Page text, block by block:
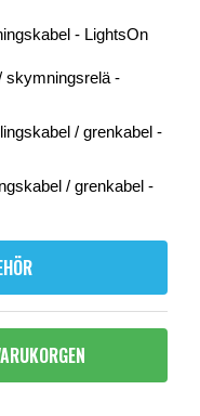
- LightsOn
skymningsrelä -
/ grenkabel -
/ grenkabel -